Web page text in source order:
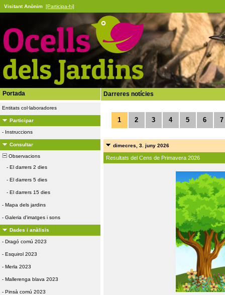
Visitant Anònim [Participa-hi]
Portada
Entitats col·laboradores
Participar
- Instruccions
Consultar
Observacions
- El darrers 2 dies
- El darrers 5 dies
- El darrers 15 dies
- Mapa dels jardins
- Galeria d'imatges i sons
Dades i anàlisis
- Dragó comú 2023
- Esquirol 2023
- Merla 2023
- Mallerenga blava 2023
- Pinsà comú 2023
Darreres notícies
1 2 3 4 5 6 7
dimecres, 3. juny 2026
Resultats del Cens de Primavera 2026